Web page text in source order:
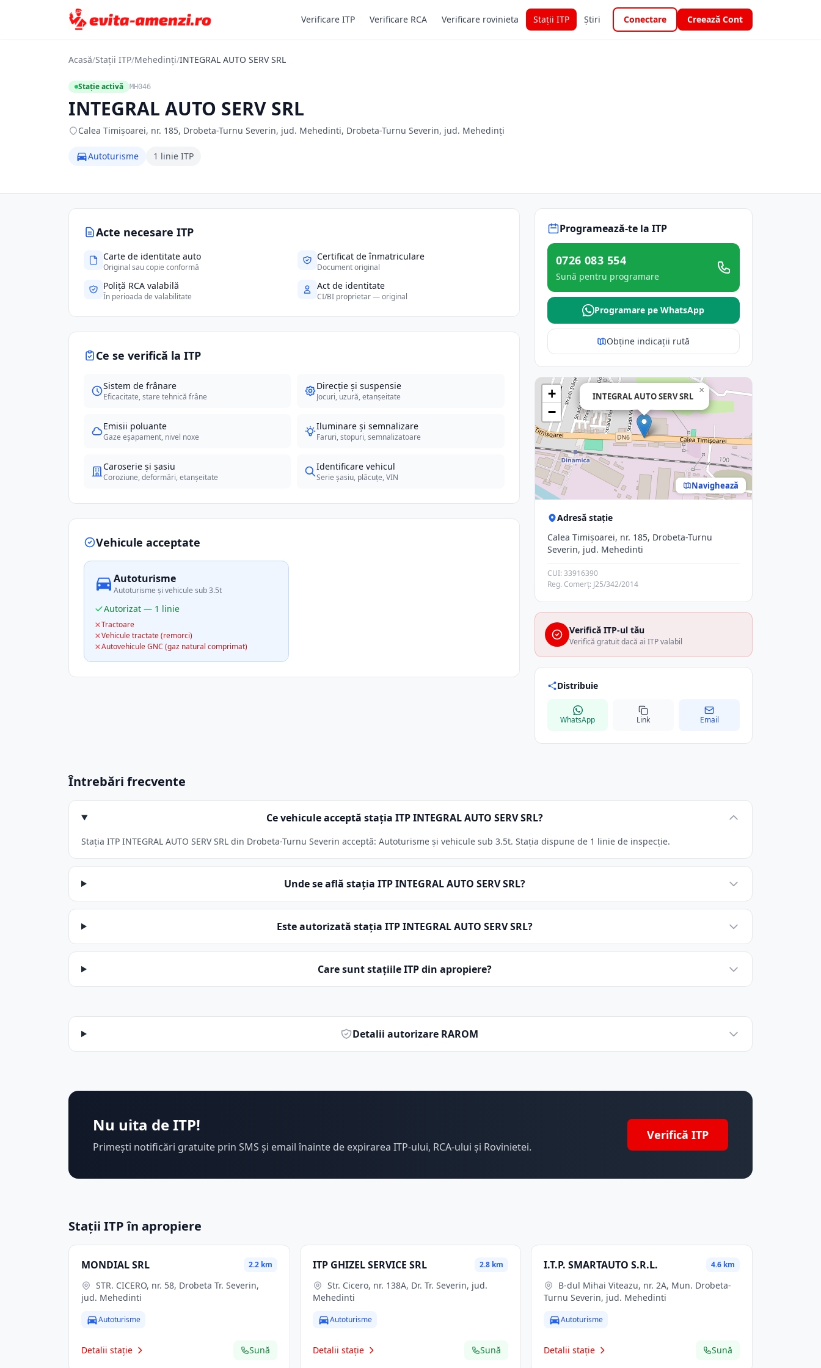
Verificare ITP Verificare RCA Verificare rovinieta Stații ITP Știri Conectare Creează Cont
Acasă/Stații ITP/Mehedinți/INTEGRAL AUTO SERV SRL
Stație activă MH046
INTEGRAL AUTO SERV SRL
Calea Timişoarei, nr. 185, Drobeta-Turnu Severin, jud. Mehedinti, Drobeta-Turnu Severin, jud. Mehedinți
Autoturisme 1 linie ITP
Acte necesare ITP
Carte de identitate auto
Original sau copie conformă
Certificat de înmatriculare
Document original
Poliță RCA valabilă
În perioada de valabilitate
Act de identitate
CI/BI proprietar — original
Ce se verifică la ITP
Sistem de frânare
Eficacitate, stare tehnică frâne
Direcție și suspensie
Jocuri, uzură, etanșeitate
Emisii poluante
Gaze eșapament, nivel noxe
Iluminare și semnalizare
Faruri, stopuri, semnalizatoare
Caroserie și șasiu
Coroziune, deformări, etanșeitate
Identificare vehicul
Serie șasiu, plăcuțe, VIN
Vehicule acceptate
Autoturisme
Autoturisme și vehicule sub 3.5t
Autorizat — 1 linie
Tractoare
Vehicule tractate (remorci)
Autovehicule GNC (gaz natural comprimat)
Programează-te la ITP
0726 083 554
Sună pentru programare
Programare pe WhatsApp
Obține indicații rută
INTEGRAL AUTO SERV SRL
×
+
−
Navighează
Adresă stație
Calea Timişoarei, nr. 185, Drobeta-Turnu
Severin, jud. Mehedinti
CUI: 33916390
Reg. Comerț: J25/342/2014
Verifică ITP-ul tău
Verifică gratuit dacă ai ITP valabil
Distribuie
WhatsApp Link Email
Întrebări frecvente
Ce vehicule acceptă stația ITP INTEGRAL AUTO SERV SRL?
Stația ITP INTEGRAL AUTO SERV SRL din Drobeta-Turnu Severin acceptă: Autoturisme și vehicule sub 3.5t. Stația dispune de 1 linie de inspecție.
Unde se află stația ITP INTEGRAL AUTO SERV SRL?
Este autorizată stația ITP INTEGRAL AUTO SERV SRL?
Care sunt stațiile ITP din apropiere?
Detalii autorizare RAROM
Nu uita de ITP!
Primești notificări gratuite prin SMS și email înainte de expirarea ITP-ului, RCA-ului și Rovinietei.
Verifică ITP
Stații ITP în apropiere
MONDIAL SRL 2.2 km
jud. Mehedinti
Autoturisme
Detalii stație Sună
ITP GHIZEL SERVICE SRL 2.8 km
Mehedinti
Autoturisme
Detalii stație Sună
I.T.P. SMARTAUTO S.R.L. 4.6 km
Turnu Severin, jud. Mehedinti
Autoturisme
Detalii stație Sună